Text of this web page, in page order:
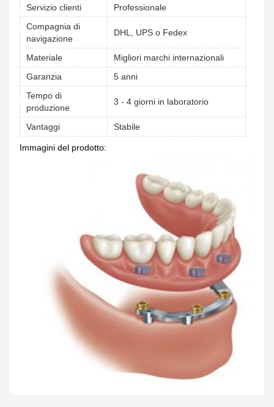
Servizio clienti
Professionale
Compagnia di
navigazione
DHL, UPS o Fedex
Materiale
Migliori marchi internazionali
Garanzia
5 anni
Tempo di
produzione
3 - 4 giorni in laboratorio
Vantaggi Stabile
Immagini del prodotto: